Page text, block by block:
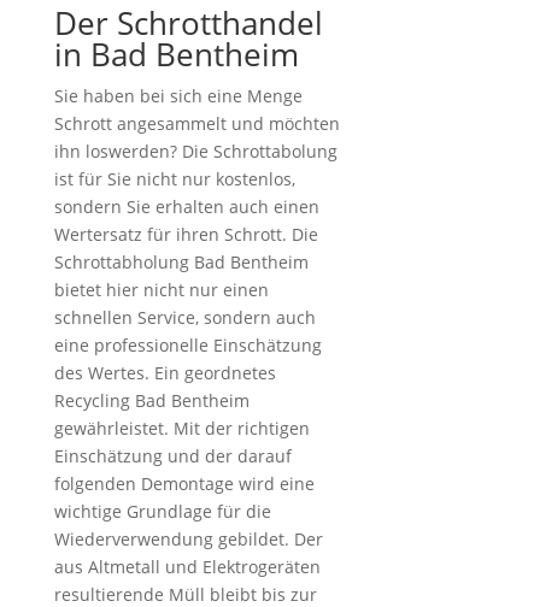
Der Schrotthandel
in Bad Bentheim
Sie haben bei sich eine Menge
Schrott angesammelt und möchten
ihn loswerden? Die Schrottabolung
ist für Sie nicht nur kostenlos,
sondern Sie erhalten auch einen
Wertersatz für ihren Schrott. Die
Schrottabholung Bad Bentheim
bietet hier nicht nur einen
schnellen Service, sondern auch
eine professionelle Einschätzung
des Wertes. Ein geordnetes
Recycling Bad Bentheim
gewährleistet. Mit der richtigen
Einschätzung und der darauf
folgenden Demontage wird eine
wichtige Grundlage für die
Wiederverwendung gebildet. Der
aus Altmetall und Elektrogeräten
resultierende Müll bleibt bis zur